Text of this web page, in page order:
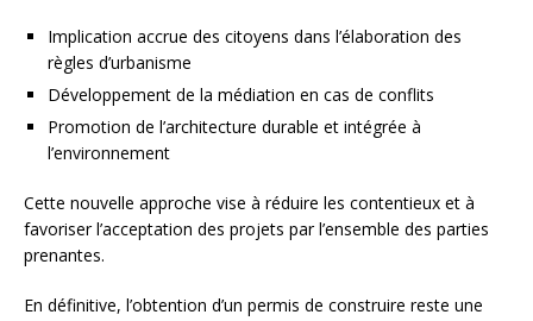
Implication accrue des citoyens dans l’élaboration des
règles d’urbanisme
Développement de la médiation en cas de conflits
Promotion de l’architecture durable et intégrée à
l’environnement
Cette nouvelle approche vise à réduire les contentieux et à
favoriser l’acceptation des projets par l’ensemble des parties
prenantes.
En définitive, l’obtention d’un permis de construire reste une